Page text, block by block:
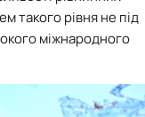
такого рівня не під
міжнародного